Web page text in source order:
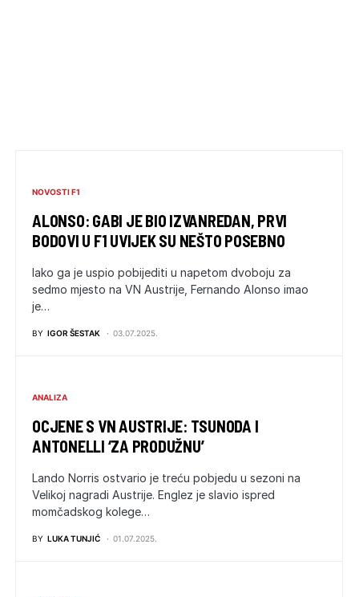
NOVOSTI F1
ALONSO: GABI JE BIO IZVANREDAN, PRVI
BODOVI U F1 UVIJEK SU NEŠTO POSEBNO
Iako ga je uspio pobijediti u napetom dvoboju za
sedmo mjesto na VN Austrije, Fernando Alonso imao
je…
BY IGOR ŠESTAK 03.07.2025.
ANALIZA
OCJENE S VN AUSTRIJE: TSUNODA I
ANTONELLI ‘ZA PRODUŽNU’
Lando Norris ostvario je treću pobjedu u sezoni na
Velikoj nagradi Austrije. Englez je slavio ispred
momčadskog kolege…
BY LUKA TUNJIĆ 01.07.2025.